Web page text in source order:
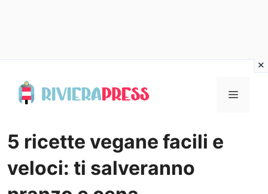
Menu
5 ricette vegane facili e
veloci: ti salveranno